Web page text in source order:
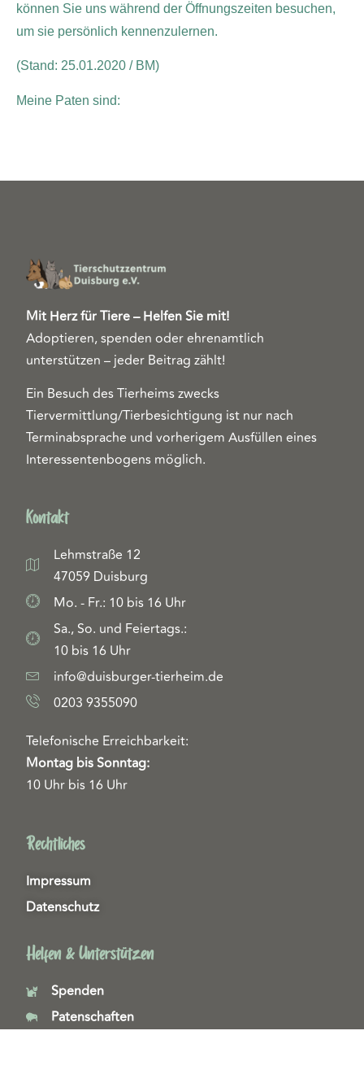
können Sie uns während der Öffnungszeiten besuchen,
um sie persönlich kennenzulernen.
(Stand: 25.01.2020 / BM)
Meine Paten sind:
Mit Herz für Tiere – Helfen Sie mit!
Adoptieren, spenden oder ehrenamtlich
unterstützen – jeder Beitrag zählt!
Ein Besuch des Tierheims zwecks
Tiervermittlung/Tierbesichtigung ist nur nach
Terminabsprache und vorherigem Ausfüllen eines
Interessentenbogens möglich.
Kontakt
Lehmstraße 12
47059 Duisburg
Mo. - Fr.: 10 bis 16 Uhr
Sa., So. und Feiertags.:
10 bis 16 Uhr
info@duisburger-tierheim.de
0203 9355090
Telefonische Erreichbarkeit:
Montag bis Sonntag:
10 Uhr bis 16 Uhr
Rechtliches
Impressum
Datenschutz
Helfen & Unterstützen
Spenden
Patenschaften